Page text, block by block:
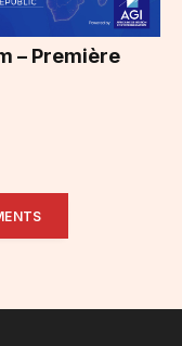
– Première